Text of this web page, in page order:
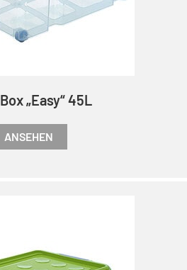
„Easy“ 45L
ANSEHEN